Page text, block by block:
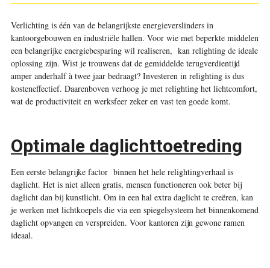
Verlichting is één van de belangrijkste energieverslinders in
kantoorgebouwen en industriële hallen. Voor wie met beperkte middelen
een belangrijke energiebesparing wil realiseren, kan relighting de ideale
oplossing zijn. Wist je trouwens dat de gemiddelde terugverdientijd
amper anderhalf à twee jaar bedraagt? Investeren in relighting is dus
kosten­effectief. Daarenboven verhoog je met relighting het lichtcomfort,
wat de productiviteit en werksfeer zeker en vast ten goede komt.
Optimale daglichttoetreding
Een eerste belangrijke factor binnen het hele relightingverhaal is
daglicht. Het is niet alleen gratis, mensen functioneren ook beter bij
daglicht dan bij kunstlicht. Om in een hal extra daglicht te creëren, kan
je werken met lichtkoepels die via een spiegelsysteem het binnenkomend
daglicht opvangen en verspreiden. Voor kantoren zijn gewone ramen
ideaal.